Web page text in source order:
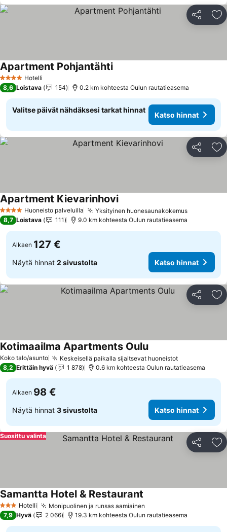
Jaa
4 Tähtiluokitus
Hotelli
Apartment PohjantähtiKatso hinnat
8,6 Loistava 154 0.2 km kohteesta Oulun rautatieasema
Valitse päivät nähdäksesi tarkat hinnat
Katso hinnat
Jaa
4 TähtiluokitusHuoneisto palveluilla Yksityinen huonesaunakokemusKatso
Apartment KievarinhoviKatso hinnat
8,7 Loistava 111 9.0 km kohteesta Oulun rautatieasema
Alkaen 127 €
Näytä hinnat 2 sivustolta Katso hinnat
Jaa
Koko talo/asunto Keskeisellä paikalla sijaitsevat huoneistotKatso hinnat
Kotimaailma Apartments OuluKatso hinnat
8,2 Erittäin hyvä 1 878 0.6 km kohteesta Oulun rautatieasema
Alkaen 98 €
Näytä hinnat 3 sivustolta Katso hinnat
Jaa
Suosittu valinta
3 Tähtiluokitus
Hotelli Monipuolinen ja runsas aamiainen
Samantta Hotel & Restaurant
7,9 Hyvä 2 066 19.3 km kohteesta Oulun rautatieasema